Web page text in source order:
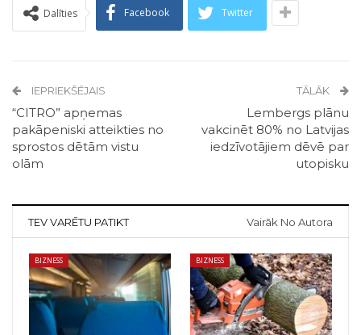
Dalīties Facebook Twitter
IEPRIEKŠĒJAIS
“CITRO” apņemas
pakāpeniski atteikties no
sprostos dētām vistu
olām
TĀLĀK
Lembergs plānu
vakcinēt 80% no Latvijas
iedzīvotājiem dēvē par
utopisku
TEV VARĒTU PATIKT Vairāk No Autora
BIZNESS BIZNESS